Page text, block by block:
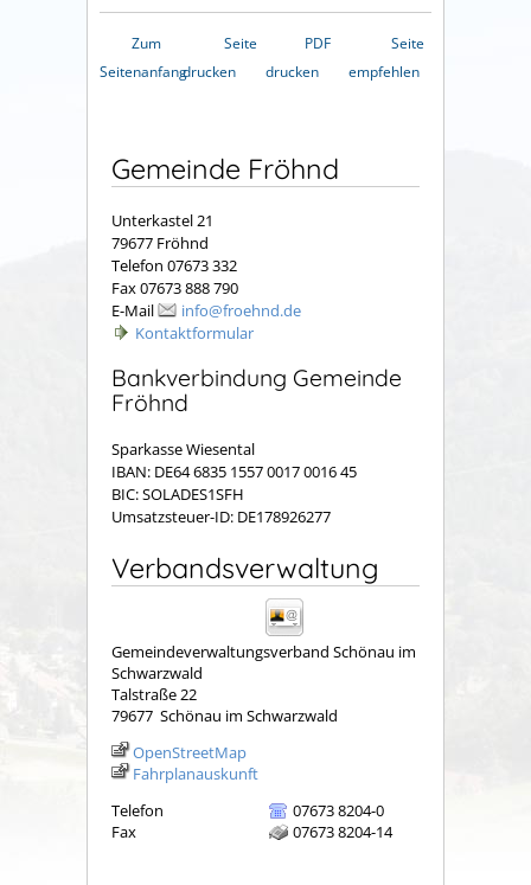
Zum
Seitenanfang
Seite
drucken
PDF
drucken
Seite
empfehlen
Gemeinde Fröhnd
Unterkastel 21
79677 Fröhnd
Telefon 07673 332
Fax 07673 888 790
E-Mail
info@froehnd.de
Kontaktformular
Bankverbindung Gemeinde
Fröhnd
Sparkasse Wiesental
IBAN: DE64 6835 1557 0017 0016 45
BIC: SOLADES1SFH
Umsatzsteuer-ID: DE178926277
Verbandsverwaltung
Gemeindeverwaltungsverband Schönau im
Schwarzwald
Talstraße 22
79677 Schönau im Schwarzwald
OpenStreetMap
Fahrplanauskunft
Telefon
07673 8204-0
Fax
07673 8204-14